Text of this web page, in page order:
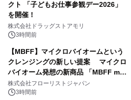
クト 「子どもお仕事参観デー2026」
を開催！
株式会社ドラッグストアモリ
3時間前
【MBFF】マイクロバイオームという
クレンジングの新しい提案 マイクロ
バイオーム発想の新商品 「MBFF mb
クレンジングPRO」を2026年8月6日
発売
株式会社フローリストジャパン
3時間前